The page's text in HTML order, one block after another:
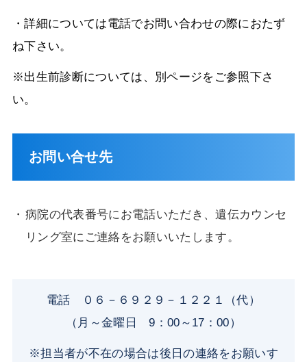
・詳細については電話でお問い合わせの際におたず
ね下さい。
※出生前診断については、別ページをご参照下さ
い。
お問い合せ先
病院の代表番号にお電話いただき、遺伝カウンセ
リング室にご連絡をお願いいたします。
電話 ０６－６９２９－１２２１（代）
（月～金曜日 9：00～17：00）
※担当者が不在の場合は後日の連絡をお願いす